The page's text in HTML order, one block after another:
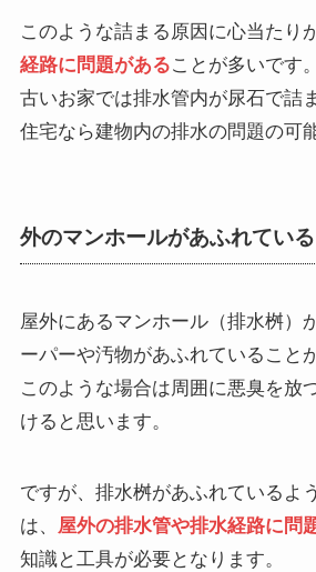
このような詰まる原因に心当たり
経路に問題があることが多いです。
古いお家では排水管内が尿石で詰
住宅なら建物内の排水の問題の可
外のマンホールがあふれている
屋外にあるマンホール（排水桝）
ーパーや汚物があふれていること
このような場合は周囲に悪臭を放
けると思います。
ですが、排水桝があふれているよ
は、 屋外の排水管や排水経路に問
知識と工具が必要となります。